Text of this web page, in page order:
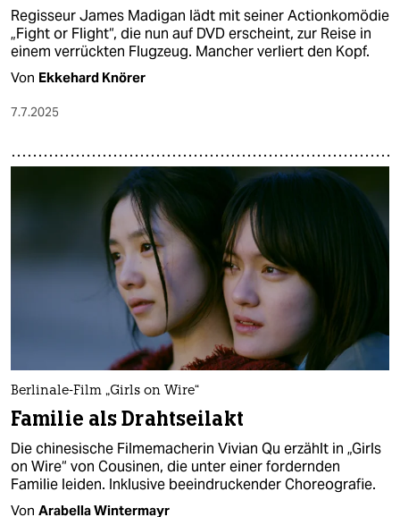
Regisseur James Madigan lädt mit seiner Actionkomödie
„Fight or Flight“, die nun auf DVD erscheint, zur Reise in
einem verrückten Flugzeug. Mancher verliert den Kopf.
Von Ekkehard Knörer
7.7.2025
Berlinale-Film „Girls on Wire“
Familie als Drahtseilakt
Die chinesische Filmemacherin Vivian Qu erzählt in „Girls
on Wire“ von Cousinen, die unter einer fordernden
Familie leiden. Inklusive beeindruckender Choreografie.
Von Arabella Wintermayr